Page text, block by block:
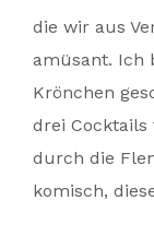
die wir aus
amüsant. Ich
Krönchen
drei
durch die
komisch,